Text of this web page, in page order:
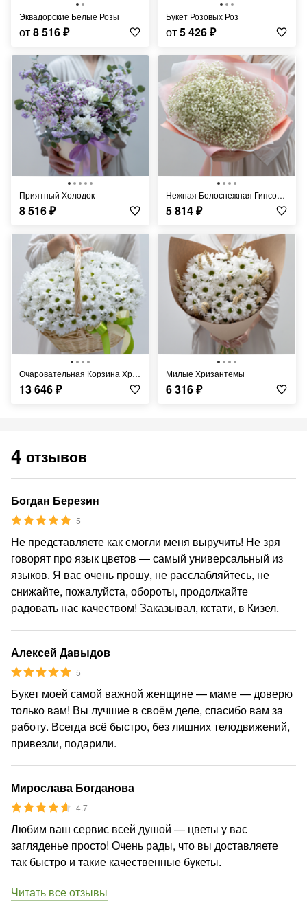
Эквадорские Белые Розы
от8 516₽
Букет Розовых Роз
от5 426₽
Приятный Холодок
8 516₽
Нежная Белоснежная Гипсофила
5 814₽
Очаровательная Корзина Хризантем
13 646₽
Милые Хризантемы
6 316₽
4 отзывов
Богдан Березин
5
Не представляете как смогли меня выручить! Не зря
говорят про язык цветов — самый универсальный из
языков. Я вас очень прошу, не расслабляйтесь, не
снижайте, пожалуйста, обороты, продолжайте
радовать нас качеством! Заказывал, кстати, в Кизел.
Алексей Давыдов
5
Букет моей самой важной женщине — маме — доверю
только вам! Вы лучшие в своём деле, спасибо вам за
работу. Всегда всё быстро, без лишних телодвижений,
привезли, подарили.
Мирослава Богданова
4.7
Любим ваш сервис всей душой — цветы у вас
загляденье просто! Очень рады, что вы доставляете
так быстро и такие качественные букеты.
Читать все отзывы